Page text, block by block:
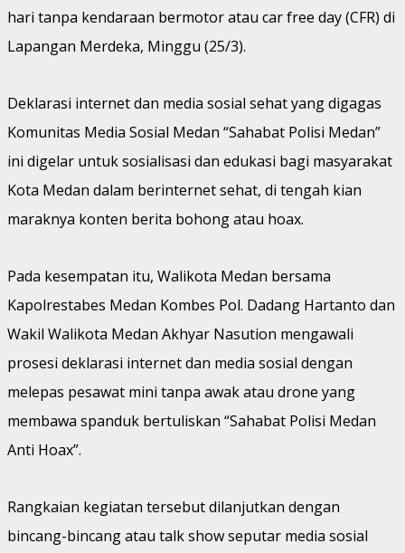
hari tanpa kendaraan bermotor atau car free day (CFR) di
Lapangan Merdeka, Minggu (25/3).
Deklarasi internet dan media sosial sehat yang digagas
Komunitas Media Sosial Medan “Sahabat Polisi Medan”
ini digelar untuk sosialisasi dan edukasi bagi masyarakat
Kota Medan dalam berinternet sehat, di tengah kian
maraknya konten berita bohong atau hoax.
Pada kesempatan itu, Walikota Medan bersama
Kapolrestabes Medan Kombes Pol. Dadang Hartanto dan
Wakil Walikota Medan Akhyar Nasution mengawali
prosesi deklarasi internet dan media sosial dengan
melepas pesawat mini tanpa awak atau drone yang
membawa spanduk bertuliskan “Sahabat Polisi Medan
Anti Hoax”.
Rangkaian kegiatan tersebut dilanjutkan dengan
bincang-bincang atau talk show seputar media sosial